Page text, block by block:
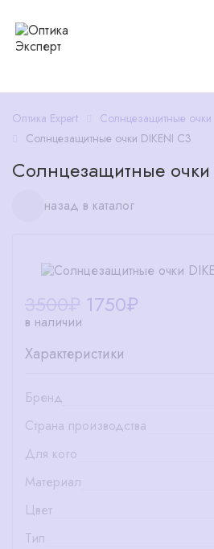
Оптика Expert
Солнцезащитные очки
Солнцезащитные очки DIKENI C3
Солнцезащитные очки
назад в каталог
1750₽
в наличии
Характеристики
Бренд
Страна производства
Для кого
Материал
Цвет
Тип